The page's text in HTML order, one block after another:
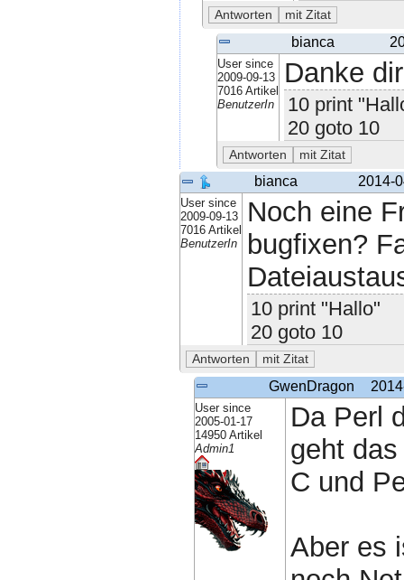
bianca
User since
2009-09-13
7016 Artikel
BenutzerIn
Danke
10 print
20 goto 10
bianca 2014-
User since
2009-09-13
7016 Artikel
BenutzerIn
Noch eine
bugfixen?
10 print "Hallo"
20 goto 10
GwenDragon
User since
2005-01-17
14950 Artikel
Admin1
Da Perl
geht
C und
Aber es